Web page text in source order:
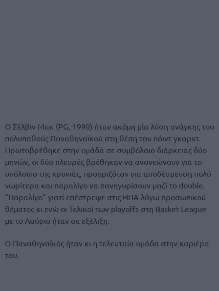
Ο Σέλβιν Μακ (PG, 1990) ήταν ακόμη μία λύση ανάγκης του
πολυπαθούς Παναθηναϊκού στη θέση του πόιντ γκαρντ.
Πρωτοβρέθηκε στην ομάδα σε συμβόλαιο διάρκειας δύο
μηνών, οι δύο πλευρές βρέθηκαν να ανανεώνουν για το
υπόλοιπο της χρονιάς, προοριζόταν για αποδέσμευση πολύ
νωρίτερα και παραλίγο να πανηγυρίσουν μαζί το double.
“Παραλίγο” γιατί επέστρεψε στις ΗΠΑ λόγω προσωπικού
θέματος κι ενώ οι Τελικοί των playoffs στη Basket League
με το Λαύριο ήταν σε εξέλιξη.
Ο Παναθηναϊκός ήταν κι η τελευταία ομάδα στην καριέρα
του.